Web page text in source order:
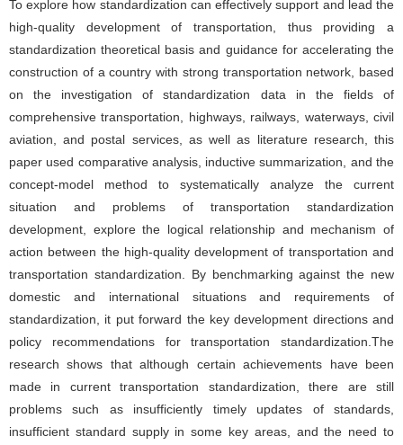
To explore how standardization can effectively support and lead the
high-quality development of transportation, thus providing a
standardization theoretical basis and guidance for accelerating the
construction of a country with strong transportation network, based
on the investigation of standardization data in the fields of
comprehensive transportation, highways, railways, waterways, civil
aviation, and postal services, as well as literature research, this
paper used comparative analysis, inductive summarization, and the
concept-model method to systematically analyze the current
situation and problems of transportation standardization
development, explore the logical relationship and mechanism of
action between the high-quality development of transportation and
transportation standardization. By benchmarking against the new
domestic and international situations and requirements of
standardization, it put forward the key development directions and
policy recommendations for transportation standardization.The
research shows that although certain achievements have been
made in current transportation standardization, there are still
problems such as insufficiently timely updates of standards,
insufficient standard supply in some key areas, and the need to